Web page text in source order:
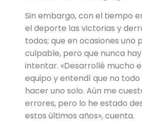
Sin embargo, con el tiempo
el deporte las victorias y
todos; que en ocasiones uno
culpable, pero que nunca
intentar. «Desarrollé mucho
equipo y entendí que no todo
hacer uno solo. Aún me
errores, pero lo he estado
estos últimos años», cuenta.